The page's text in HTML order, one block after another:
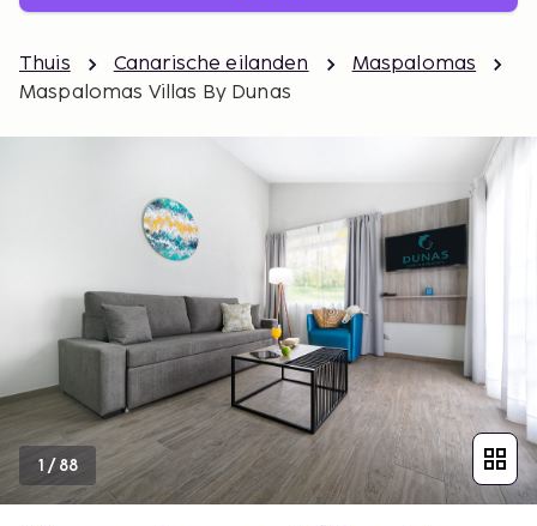
Thuis Canarische eilanden
Maspalomas
Maspalomas Villas By Dunas
1 /88